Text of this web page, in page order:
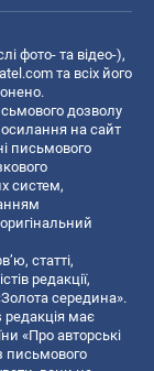
фото- та відео-),
та всіх його
дозволу
на сайт
письмового
систем,
статті,
редакції,
середина».
редакція має
«Про авторські
письмового